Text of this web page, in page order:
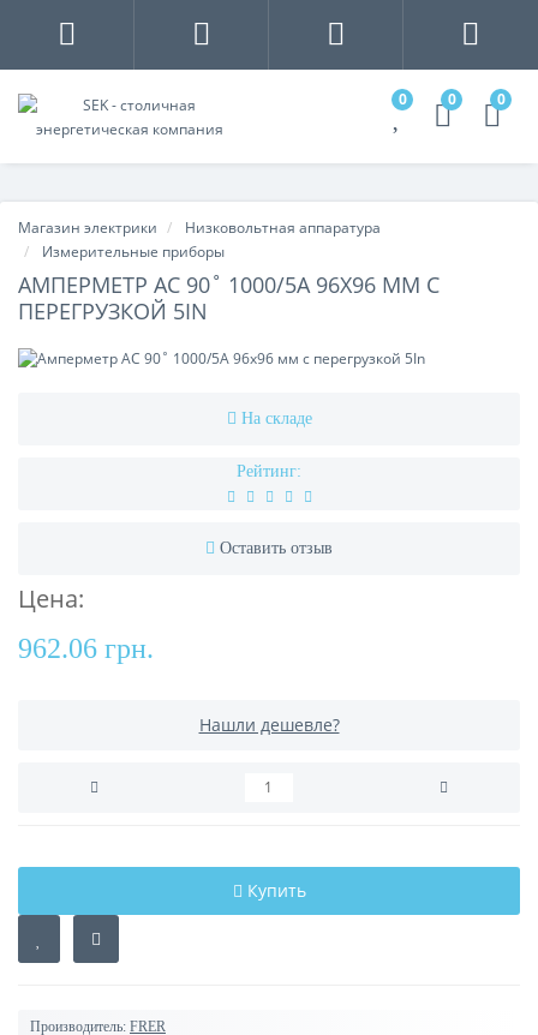
0 0 0
Магазин электрики
Низковольтная аппаратура
Измерительные приборы
АМПЕРМЕТР AC 90˚ 1000/5A 96X96 ММ С
ПЕРЕГРУЗКОЙ 5IN
На складе
Рейтинг:
Оставить отзыв
Цена:
962.06 грн.
Нашли дешевле?
Купить
Производитель: FRER